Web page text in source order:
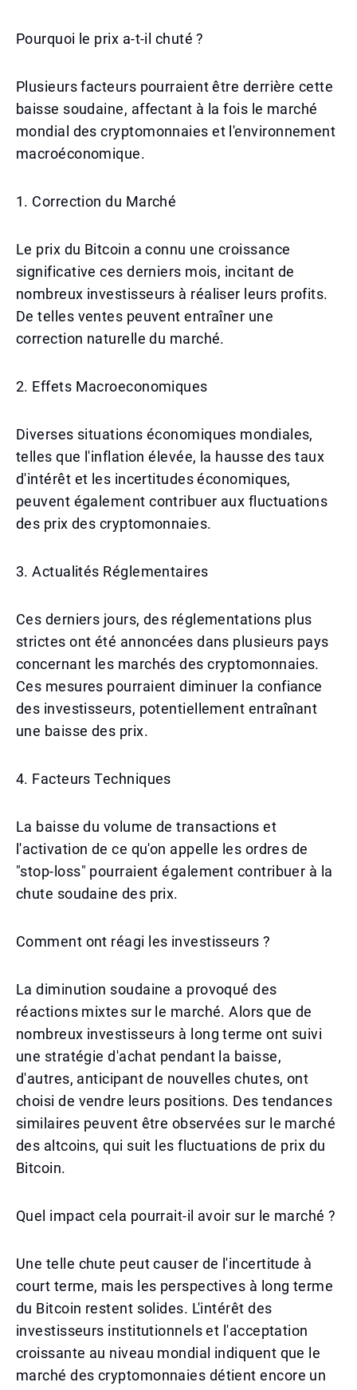
Pourquoi le prix a-t-il chuté ?
Plusieurs facteurs pourraient être derrière cette
baisse soudaine, affectant à la fois le marché
mondial des cryptomonnaies et l'environnement
macroéconomique.
1. Correction du Marché
Le prix du Bitcoin a connu une croissance
significative ces derniers mois, incitant de
nombreux investisseurs à réaliser leurs profits.
De telles ventes peuvent entraîner une
correction naturelle du marché.
2. Effets Macroeconomiques
Diverses situations économiques mondiales,
telles que l'inflation élevée, la hausse des taux
d'intérêt et les incertitudes économiques,
peuvent également contribuer aux fluctuations
des prix des cryptomonnaies.
3. Actualités Réglementaires
Ces derniers jours, des réglementations plus
strictes ont été annoncées dans plusieurs pays
concernant les marchés des cryptomonnaies.
Ces mesures pourraient diminuer la confiance
des investisseurs, potentiellement entraînant
une baisse des prix.
4. Facteurs Techniques
La baisse du volume de transactions et
l'activation de ce qu'on appelle les ordres de
"stop-loss" pourraient également contribuer à la
chute soudaine des prix.
Comment ont réagi les investisseurs ?
La diminution soudaine a provoqué des
réactions mixtes sur le marché. Alors que de
nombreux investisseurs à long terme ont suivi
une stratégie d'achat pendant la baisse,
d'autres, anticipant de nouvelles chutes, ont
choisi de vendre leurs positions. Des tendances
similaires peuvent être observées sur le marché
des altcoins, qui suit les fluctuations de prix du
Bitcoin.
Quel impact cela pourrait-il avoir sur le marché ?
Une telle chute peut causer de l'incertitude à
court terme, mais les perspectives à long terme
du Bitcoin restent solides. L'intérêt des
investisseurs institutionnels et l'acceptation
croissante au niveau mondial indiquent que le
marché des cryptomonnaies détient encore un